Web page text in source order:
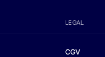
LEGAL
CGV